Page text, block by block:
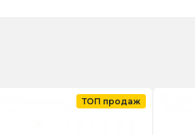
ТОП продаж